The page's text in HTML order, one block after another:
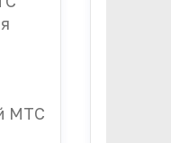
МТС